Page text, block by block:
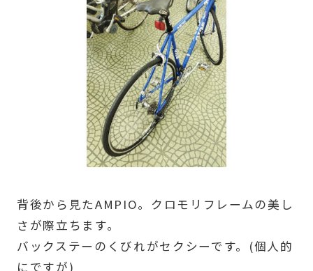
背後から見たAMPIO。クロモリフレームの美し
さが際立ちます。
バックステーのくびれがセクシーです。(個人的
にですが)